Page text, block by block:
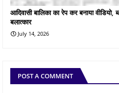
आदिवासी बालिका का रेप कर बनाया
बलात्कार
July 14, 2026
POST A COMMENT